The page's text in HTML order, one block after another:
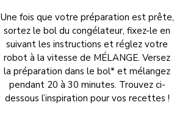
Une fois que votre préparation est prête,
sortez le bol du congélateur, fixez-le en
suivant les instructions et réglez votre
robot à la vitesse de MÉLANGE. Versez
la préparation dans le bol* et mélangez
pendant 20 à 30 minutes. Trouvez ci-
dessous l’inspiration pour vos recettes !